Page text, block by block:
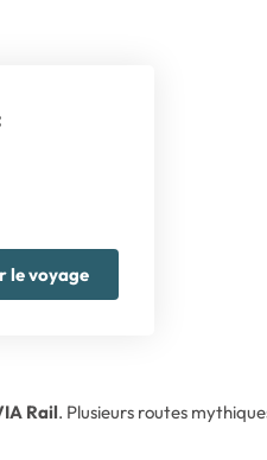
le voyage
Rail. Plusieurs routes